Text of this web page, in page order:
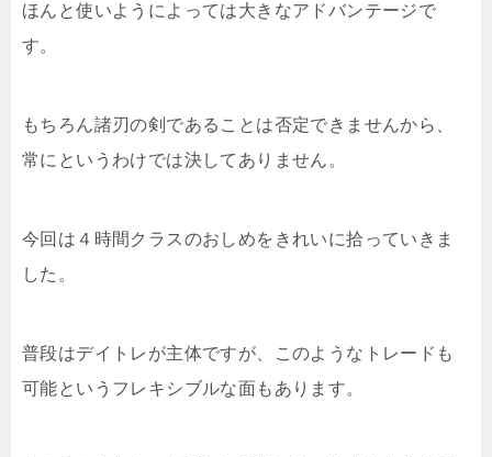
ほんと使いようによっては大きなアドバンテージで
す。
もちろん諸刃の剣であることは否定できませんから、
常にというわけでは決してありません。
今回は４時間クラスのおしめをきれいに拾っていきま
した。
普段はデイトレが主体ですが、このようなトレードも
可能というフレキシブルな面もあります。